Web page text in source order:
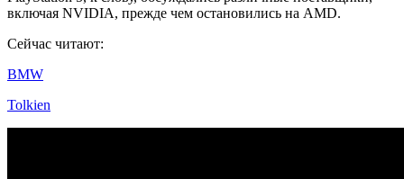
включая NVIDIA, прежде чем остановились на AMD.
Сейчас читают:
BMW
Tolkien